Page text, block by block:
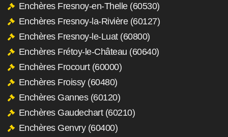
Enchères Fresnoy-en-Thelle (60530)
Enchères Fresnoy-la-Rivière (60127)
Enchères Fresnoy-le-Luat (60800)
Enchères Frétoy-le-Château (60640)
Enchères Frocourt (60000)
Enchères Froissy (60480)
Enchères Gannes (60120)
Enchères Gaudechart (60210)
Enchères Genvry (60400)